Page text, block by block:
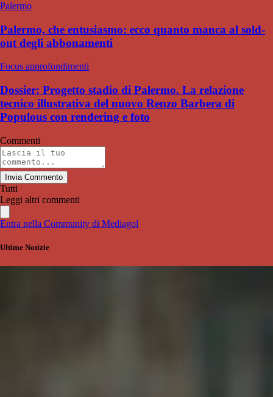
Palermo
Palermo, che entusiasmo: ecco quanto manca al sold-
out degli abbonamenti
Focus approfondimenti
Dossier: Progetto stadio di Palermo. La relazione
tecnico illustrativa del nuovo Renzo Barbera di
Populous con rendering e foto
Commenti
Invia Commento
Tutti
Leggi altri commenti
Entra nella Community di Mediagol
Ultime Notizie